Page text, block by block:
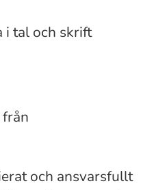
i tal och skrift
och ansvarsfullt